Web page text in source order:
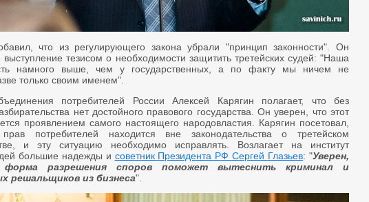
что из регулирующего закона убрали "принцип законности". Он
выступление тезисом о необходимости защитить третейских судей: "Наша
намного выше, чем у государственных, а по факту мы ничем не
только своим именем".
потребителей России Алексей Карягин полагает, что без
нет достойного правового государства. Он уверен, что этот
проявлением самого настоящего народовластия. Карягин посетовал,
потребителей находится вне законодательства о третейском
и эту ситуацию необходимо исправлять. Возлагает на институт
большие надежды и советник Президента РФ Сергей Глазьев: "Уверен,
разрешения споров поможет вытеснить криминал и
решальщиков из бизнеса".